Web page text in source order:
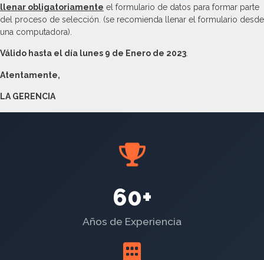
llenar obligatoriamente el formulario de datos para formar parte
del proceso de selección. (se recomienda llenar el formulario desde
una computadora).
Válido hasta el día lunes 9 de Enero de 2023.
Atentamente,
LA GERENCIA
60+
Años de Experiencia